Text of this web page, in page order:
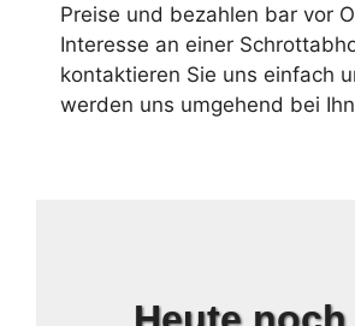
Preise und bezahlen bar vor
Interesse an einer
kontaktieren Sie uns einfach
werden uns umgehend bei